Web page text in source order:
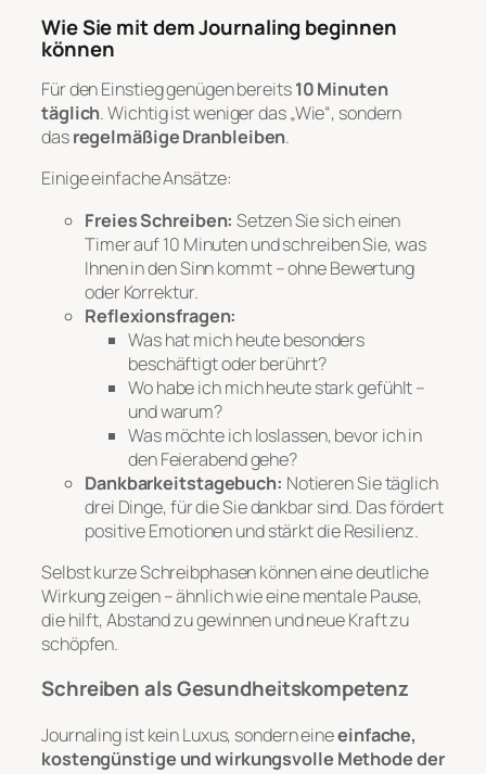
Wie Sie mit dem Journaling beginnen
können
Für den Einstieg genügen bereits10 Minuten
täglich. Wichtig ist weniger das „Wie“, sondern
dasregelmäßige Dranbleiben.
Einige einfache Ansätze:
Freies Schreiben: Setzen Sie sich einen
Timer auf 10 Minuten und schreiben Sie, was
Ihnen in den Sinn kommt – ohne Bewertung
oder Korrektur.
Reflexionsfragen:
Was hat mich heute besonders
beschäftigt oder berührt?
Wo habe ich mich heute stark gefühlt –
und warum?
Was möchte ich loslassen, bevor ich in
den Feierabend gehe?
Dankbarkeitstagebuch: Notieren Sie täglich
drei Dinge, für die Sie dankbar sind. Das fördert
positive Emotionen und stärkt die Resilienz.
Selbst kurze Schreibphasen können eine deutliche
Wirkung zeigen – ähnlich wie eine mentale Pause,
die hilft, Abstand zu gewinnen und neue Kraft zu
schöpfen.
Schreiben als Gesundheitskompetenz
Journaling ist kein Luxus, sondern eineeinfache,
kostengünstige und wirkungsvolle Methode der